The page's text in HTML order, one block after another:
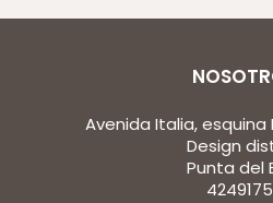
Avenida Italia, esquina
Design
Punta del